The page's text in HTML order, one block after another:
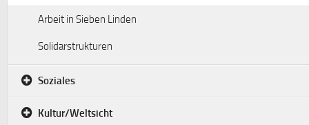
Arbeit in Sieben Linden
Solidarstrukturen
Soziales
Kultur/Weltsicht